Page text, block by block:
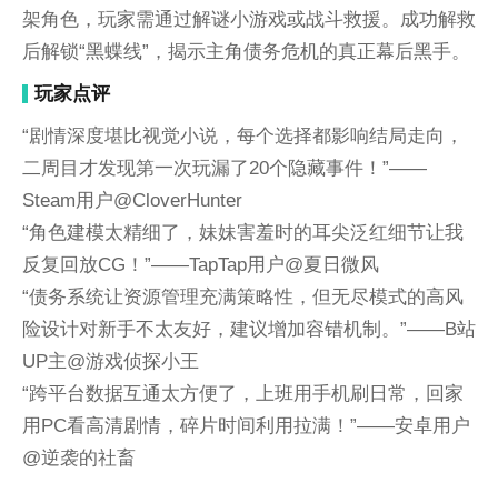
架角色，玩家需通过解谜小游戏或战斗救援。成功解救
后解锁“黑蝶线”，揭示主角债务危机的真正幕后黑手。
玩家点评
“剧情深度堪比视觉小说，每个选择都影响结局走向，
二周目才发现第一次玩漏了20个隐藏事件！”——
Steam用户@CloverHunter
“角色建模太精细了，妹妹害羞时的耳尖泛红细节让我
反复回放CG！”——TapTap用户@夏日微风
“债务系统让资源管理充满策略性，但无尽模式的高风
险设计对新手不太友好，建议增加容错机制。”——B站
UP主@游戏侦探小王
“跨平台数据互通太方便了，上班用手机刷日常，回家
用PC看高清剧情，碎片时间利用拉满！”——安卓用户
@逆袭的社畜